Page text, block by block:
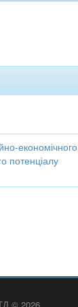
економічного
потенціалу